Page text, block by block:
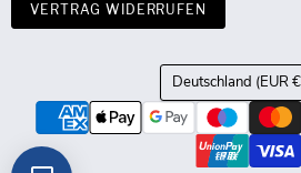
VERTRAG WIDERRUFEN
Land
Deutschland